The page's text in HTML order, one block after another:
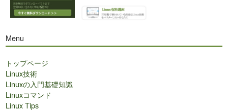
Menu
トップページ
Linux技術
Linuxの入門基礎知識
Linuxコマンド
Linux Tips